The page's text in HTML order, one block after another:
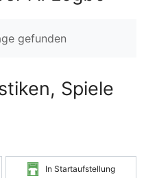
gefunden
Spiele
In Startaufstellung